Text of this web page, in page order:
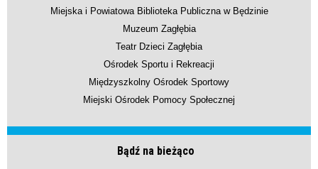
Miejska i Powiatowa Biblioteka Publiczna w Będzinie
Muzeum Zagłębia
Teatr Dzieci Zagłębia
Ośrodek Sportu i Rekreacji
Międzyszkolny Ośrodek Sportowy
Miejski Ośrodek Pomocy Społecznej
Bądź na bieżąco